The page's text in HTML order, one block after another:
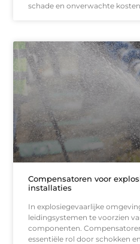
schade en onverwachte
Compensatoren voor
installaties
In explosiegevaarlijke
leidingsystemen te voorzien
componenten.
essentiële rol door schokken